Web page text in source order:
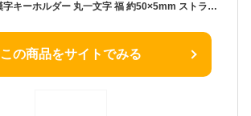
奈良のおみやげ 漢字キーホルダー 丸一文字 福 約50×5mm ストラップ約52mm / オリジナル商品 日本のおみやげ japanese souvenir omiyage 漢字 かんじ kanji お土産 gift プレゼント【ゆうパケット対応】
この商品をサイトでみる